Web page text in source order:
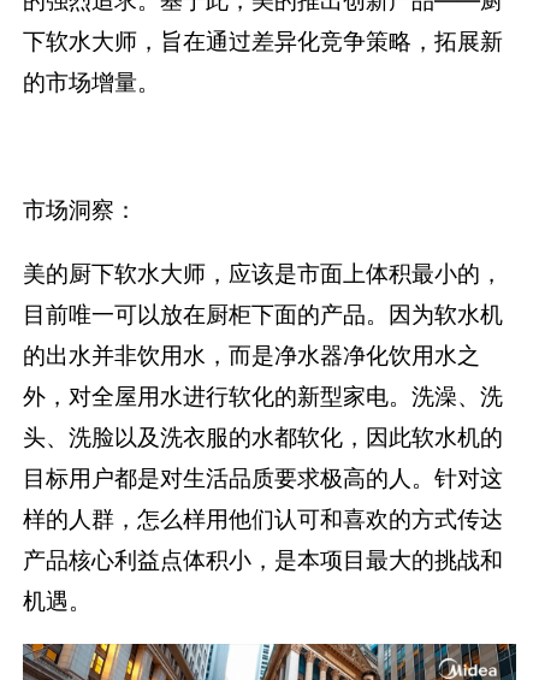
下软水大师，旨在通过差异化竞争策略，拓展新
的市场增量。
市场洞察：
美的厨下软水大师，应该是市面上体积最小的，
目前唯一可以放在厨柜下面的产品。因为软水机
的出水并非饮用水，而是净水器净化饮用水之
外，对全屋用水进行软化的新型家电。洗澡、洗
头、洗脸以及洗衣服的水都软化，因此软水机的
目标用户都是对生活品质要求极高的人。针对这
样的人群，怎么样用他们认可和喜欢的方式传达
产品核心利益点体积小，是本项目最大的挑战和
机遇。